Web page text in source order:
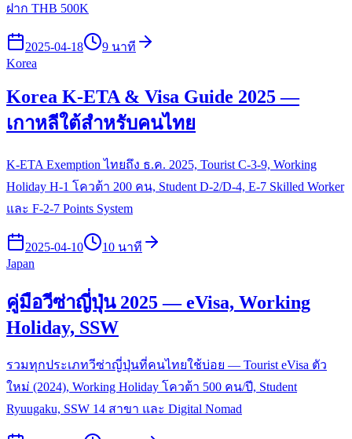
ฝาก THB 500K
2025-04-18
9 นาที
Korea
Korea K-ETA & Visa Guide 2025 —
เกาหลีใต้สำหรับคนไทย
K-ETA Exemption ไทยถึง ธ.ค. 2025, Tourist C-3-9, Working
Holiday H-1 โควต้า 200 คน, Student D-2/D-4, E-7 Skilled Worker
และ F-2-7 Points System
2025-04-10
10 นาที
Japan
คู่มือวีซ่าญี่ปุ่น 2025 — eVisa, Working
Holiday, SSW
รวมทุกประเภทวีซ่าญี่ปุ่นที่คนไทยใช้บ่อย — Tourist eVisa ตัว
ใหม่ (2024), Working Holiday โควต้า 500 คน/ปี, Student
Ryuugaku, SSW 14 สาขา และ Digital Nomad